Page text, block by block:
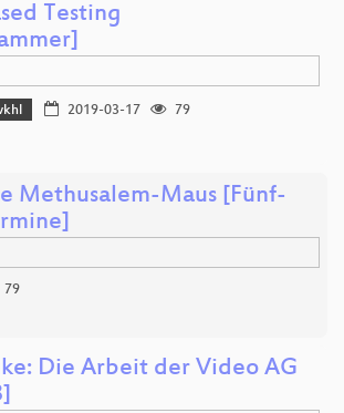
Testing
2019-03-17
79
Methusalem-Maus [Fünf-
79
Die Arbeit der Video AG